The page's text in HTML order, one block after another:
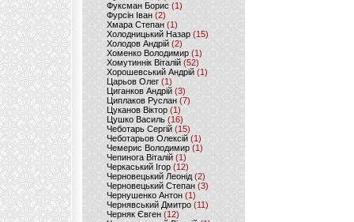
Фуксман Борис (1)
Фурсін Іван (2)
Хмара Степан(1)
Холодницький Назар(15)
Холодов Андрій (2)
Хоменко Володимир (1)
Хомутиннік Віталій (52)
Хорошевський Андрій (1)
Царьов Олег (1)
Циганков Андрій (3)
Циплаков Руслан(7)
Цуканов Віктор (1)
Цушко Василь (16)
Чеботарь Сергій (15)
Чеботарьов Олексій (1)
Чемерис Володимир (1)
Чепинога Віталій (1)
Черкаський Ігор (12)
Черновецький Леонід(2)
Черновецький Степан (3)
Чернушенко Антон (1)
Чернявський Дмитро(11)
Черняк Євген(12)